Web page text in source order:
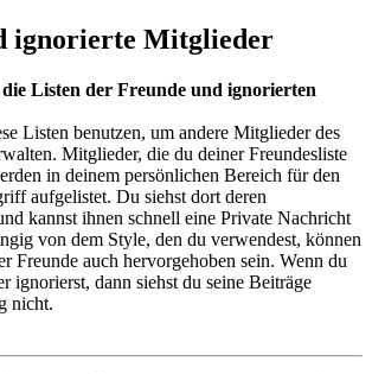
ignorierte Mitglieder
Listen der Freunde und ignorierten
Listen benutzen, um andere Mitglieder des
Mitglieder, die du deiner Freundesliste
in deinem persönlichen Bereich für den
aufgelistet. Du siehst dort deren
kannst ihnen schnell eine Private Nachricht
von dem Style, den du verwendest, können
Freunde auch hervorgehoben sein. Wenn du
ignorierst, dann siehst du seine Beiträge
nicht.